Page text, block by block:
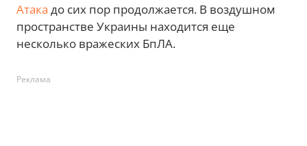
Атака до сих пор продолжается. В воздушном
пространстве Украины находится еще
несколько вражеских БпЛА.
Реклама